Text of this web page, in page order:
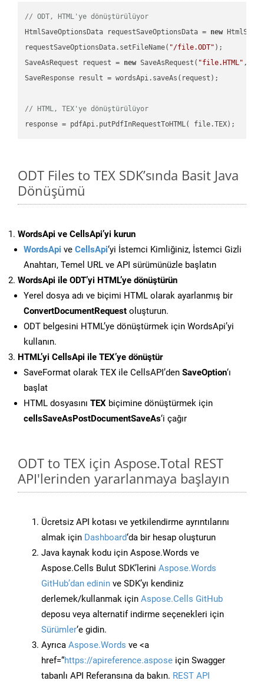
// ODT, HTML'ye dönüştürülüyor
HtmlSaveOptionsData requestSaveOptionsData = new
requestSaveOptionsData.setFileName( "/file.ODT" );
SaveAsRequest request = new SaveAsRequest( "file.HTML"
SaveResponse result = wordsApi.saveAs(request);
// HTML, TEX'ye dönüştürülüyor
ODT Files to TEX SDK’sında Basit Java
Dönüşümü
WordsApi ve CellsApi’yi kurun
WordsApi ve CellsApi‘yi İstemci Kimliğiniz, İstemci Gizli
Anahtarı, Temel URL ve API sürümünüzle başlatın
WordsApi ile ODT’yi HTML’ye dönüştürün
Yerel dosya adı ve biçimi HTML olarak ayarlanmış bir
ConvertDocumentRequest oluşturun.
ODT belgesini HTML’ye dönüştürmek için WordsApi’yi
kullanın.
HTML’yi CellsApi ile TEX’ye dönüştür
SaveFormat olarak TEX ile CellsAPI’den SaveOption‘ı
başlat
HTML dosyasını TEX biçimine dönüştürmek için
cellsSaveAsPostDocumentSaveAs‘i çağır
ODT to TEX için Aspose.Total REST
API'lerinden yararlanmaya başlayın
Ücretsiz API kotası ve yetkilendirme ayrıntılarını
almak için Dashboard‘da bir hesap oluşturun
Java kaynak kodu için Aspose.Words ve
Aspose.Cells Bulut SDK’lerini Aspose.Words
GitHub’dan edinin ve SDK’yı kendiniz
derlemek/kullanmak için Aspose.Cells GitHub
deposu veya alternatif indirme seçenekleri için
Sürümler‘e gidin.
Ayrıca Aspose.Words ve <a
href=“https://apireference.aspose için Swagger
tabanlı API Referansına da bakın. REST API